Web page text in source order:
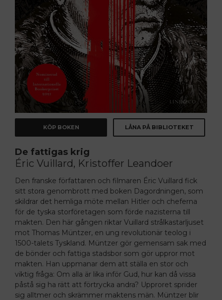
KÖP BOKEN LÅNA PÅ BIBLIOTEKET
De fattigas krig
Éric Vuillard, Kristoffer Leandoer
Den franske författaren och filmaren Éric Vuillard fick
sitt stora genombrott med boken Dagordningen, som
skildrar det hemliga möte mellan Hitler och cheferna
för de tyska storföretagen som förde nazisterna till
makten. Den här gången riktar Vuillard strålkastarljuset
mot Thomas Müntzer, en ung revolutionär teolog i
1500-talets Tyskland. Müntzer gör gemensam sak med
de bönder och fattiga stadsbor som gör uppror mot
makten. Han uppmanar dem att ställa en stor och
viktig fråga: Om alla är lika inför Gud, hur kan då vissa
påstå sig ha rätt att förtrycka andra? Upproret sprider
sig alltmer och skrämmer maktens män. Müntzer blir